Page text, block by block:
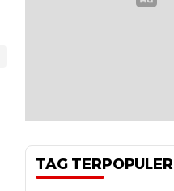
TAG TERPOPULER